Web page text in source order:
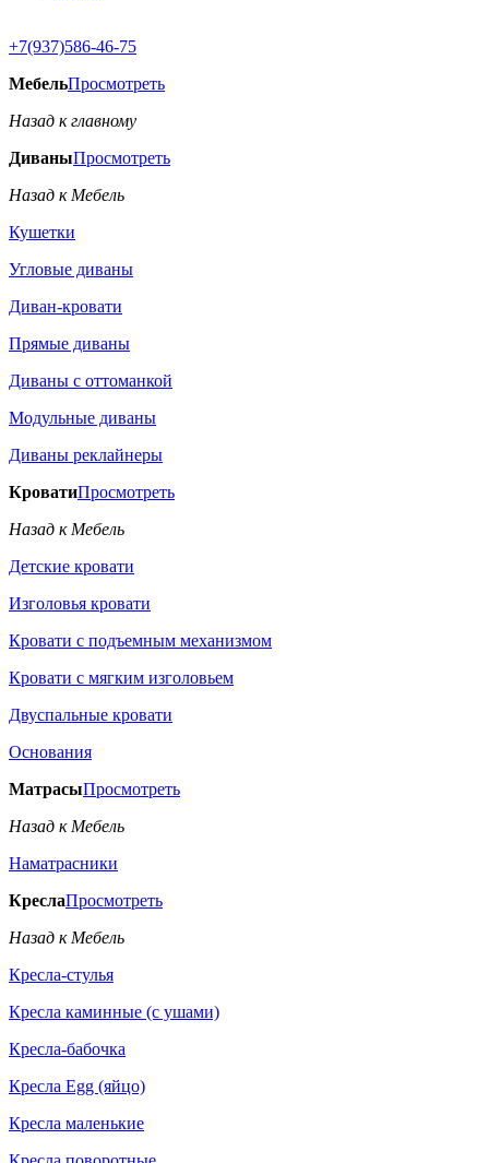
+7(937)586-46-75
МебельПросмотреть
Назад к главному
ДиваныПросмотреть
Назад к Мебель
Кушетки
Угловые диваны
Диван-кровати
Прямые диваны
Диваны с оттоманкой
Модульные диваны
Диваны реклайнеры
КроватиПросмотреть
Назад к Мебель
Детские кровати
Изголовья кровати
Кровати с подъемным механизмом
Кровати с мягким изголовьем
Двуспальные кровати
Основания
МатрасыПросмотреть
Назад к Мебель
Наматрасники
КреслаПросмотреть
Назад к Мебель
Кресла-стулья
Кресла каминные (с ушами)
Кресла-бабочка
Кресла Egg (яйцо)
Кресла маленькие